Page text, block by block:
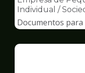
Individual /
Documentos para